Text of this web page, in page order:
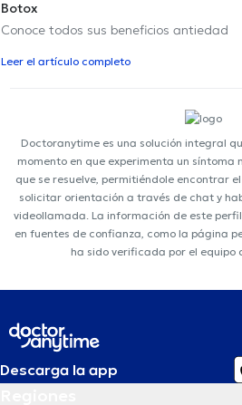
Botox
Conoce todos sus beneficios antiedad
Leer el artículo completo
Doctoranytime es una solución integral
momento en que experimenta un síntoma
que se resuelve, permitiéndole encontrar
solicitar orientación a través de chat y
videollamada. La información de este
en fuentes de confianza, como la página
ha sido verificada por el equipo
Descarga la app